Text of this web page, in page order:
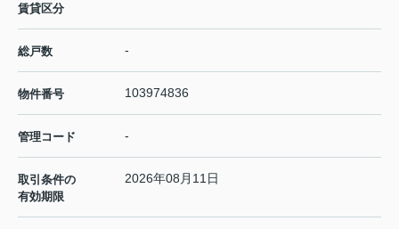
賃貸区分
総戸数 -
物件番号 103974836
管理コード -
取引条件の
有効期限
2026年08月11日